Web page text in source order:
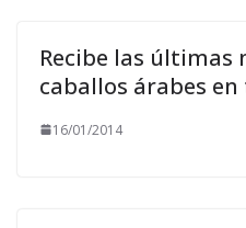
Recibe las últimas
caballos árabes
16/01/2014